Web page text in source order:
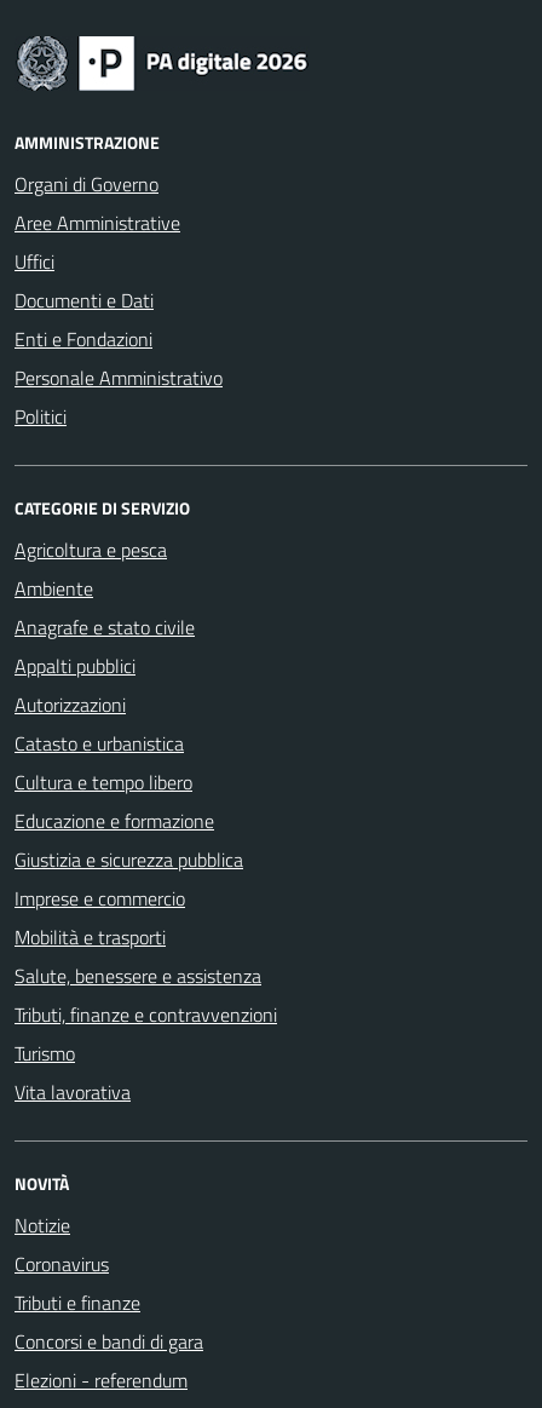
AMMINISTRAZIONE
Organi di Governo
Aree Amministrative
Uffici
Documenti e Dati
Enti e Fondazioni
Personale Amministrativo
Politici
CATEGORIE DI SERVIZIO
Agricoltura e pesca
Ambiente
Anagrafe e stato civile
Appalti pubblici
Autorizzazioni
Catasto e urbanistica
Cultura e tempo libero
Educazione e formazione
Giustizia e sicurezza pubblica
Imprese e commercio
Mobilità e trasporti
Salute, benessere e assistenza
Tributi, finanze e contravvenzioni
Turismo
Vita lavorativa
NOVITÀ
Notizie
Coronavirus
Tributi e finanze
Concorsi e bandi di gara
Elezioni - referendum